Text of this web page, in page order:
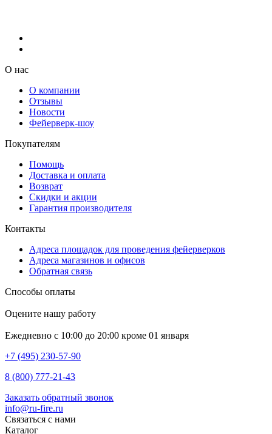
О нас
О компании
Отзывы
Новости
Фейерверк-шоу
Покупателям
Помощь
Доставка и оплата
Возврат
Скидки и акции
Гарантия производителя
Контакты
Адреса площадок для проведения фейерверков
Адреса магазинов и офисов
Обратная связь
Способы оплаты
Оцените нашу работу
Ежедневно с 10:00 до 20:00 кроме 01 января
+7 (495) 230-57-90
8 (800) 777-21-43
Заказать обратный звонок
info@ru-fire.ru
Связаться с нами
Каталог